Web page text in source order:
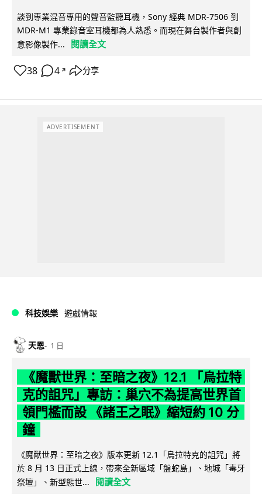
談到專業混音專用的聲音監聽耳機，Sony 經典 MDR-7506 到
MDR-M1 專業錄音室耳機都為人熟悉。而現在舞台製作者與創
意影像製作...
閱讀全文
38 4 ↗ 分享
ADVERTISEMENT
科技娛樂 遊戲情報
天恩 1 日
《魔獸世界：至暗之夜》12.1 「烏拉特
克的詛咒」專訪：巢穴不為提高世界首
領門檻而設 《諸王之眠》縮短約 10 分
鐘
《魔獸世界：至暗之夜》版本更新 12.1「烏拉特克的詛咒」將
於 8 月 13 日正式上線，帶來全新區域「盤蛇島」、地城「毒牙
祭壇」、新型態世...
閱讀全文